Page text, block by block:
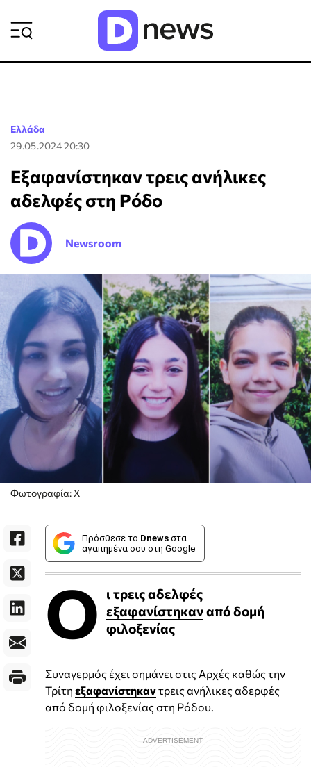
Ελλάδα
29.05.2024 20:30
Εξαφανίστηκαν τρεις ανήλικες
αδελφές στη Ρόδο
Newsroom
Φωτογραφία: X
Πρόσθεσε το Dnews στα
αγαπημένα σου στη Google
Ο ι τρεις αδελφές
εξαφανίστηκαναπό δομή
φιλοξενίας
Συναγερμός έχει σημάνει στις Αρχές καθώς την
Τρίτη εξαφανίστηκαντρεις ανήλικες αδερφές
από δομή φιλοξενίας στη Ρόδου.